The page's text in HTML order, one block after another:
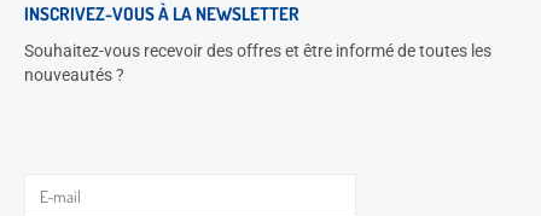
INSCRIVEZ-VOUS À LA NEWSLETTER
Souhaitez-vous recevoir des offres et être informé de toutes les
nouveautés ?